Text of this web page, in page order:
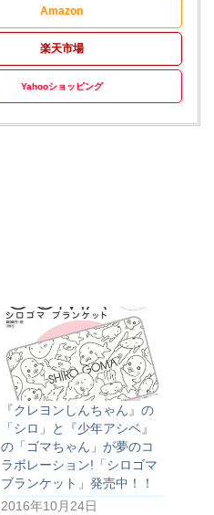
Amazon
楽天市場
Yahooショッピング
『クレヨンしんちゃん』の
「シロ」と『少年アシベ』
の「ゴマちゃん」が夢のコ
ラボレーション!「シロゴマ
ブランケット」発売中！！
2016年10月24日